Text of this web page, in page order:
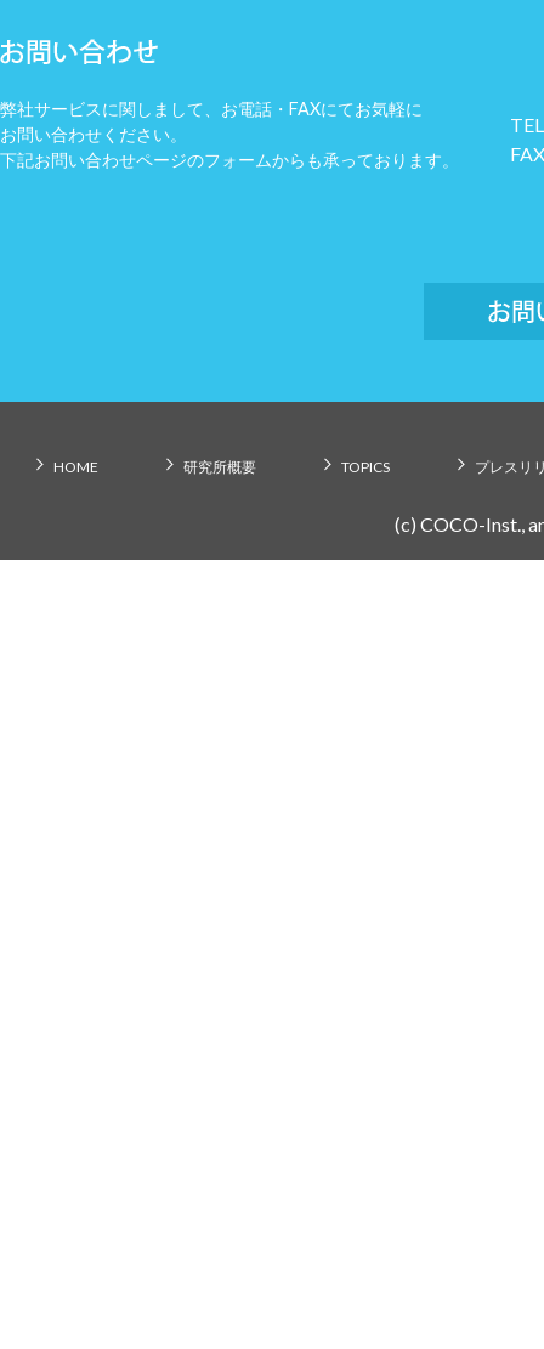
弊社サービスに関しまして、お電話・FAXにてお気軽に
お問い合わせください。
下記お問い合わせページのフォームからも承っております。
HOME 研究所概要 TOPICS プレスリ
(c) COCO-Inst.,